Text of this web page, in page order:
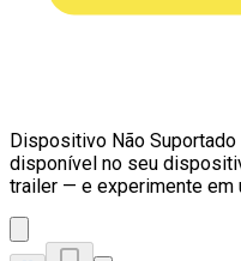
Dispositivo Não Suportado
disponível no seu
trailer — e experimente